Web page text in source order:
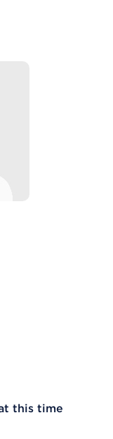
this time